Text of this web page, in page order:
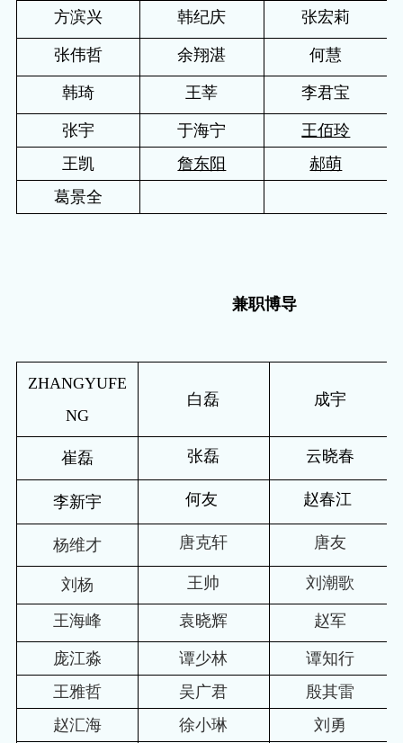
方滨兴 韩纪庆 张宏莉
张伟哲 余翔湛 何慧
韩琦 王莘 李君宝
张宇 于海宁
王佰玲
王凯 詹东阳
郝萌
葛景全
兼职博导
ZHANGYUFE
NG
白磊 成宇
崔磊 张磊 云晓春
李新宇 何友 赵春江
杨维才 唐克轩 唐友
刘杨 王帅 刘潮歌
王海峰 袁晓辉 赵军
庞江淼 谭少林
谭知行
王雅哲
吴广君
殷其雷
赵汇海
徐小琳 刘勇